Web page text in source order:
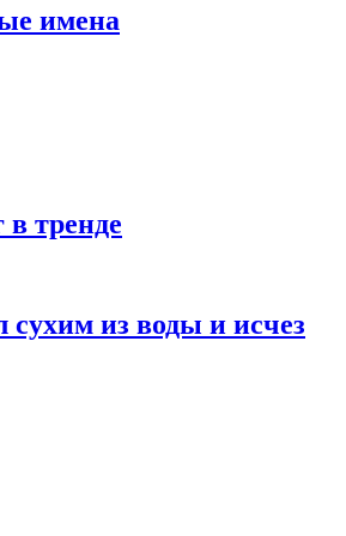
имена
тренде
из воды и исчез